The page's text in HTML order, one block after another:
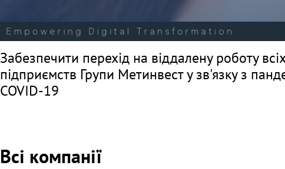
Забезпечити перехід на віддалену роботу всіх
підприємств Групи Метинвест у зв'язку з
COVID-19
Всі компанії